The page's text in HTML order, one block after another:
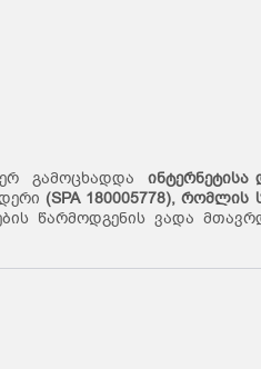
გამოცხადდა ინტერნეტისა
(SPA 180005778),
წარმოდგენის ვადა